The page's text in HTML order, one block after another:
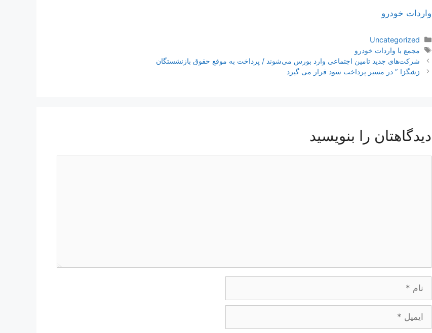
واردات خودرو
دسته‌ها
Uncategorized
برچسب‌ها
مجمع با واردات خودرو
ناوبری
نوشته‌ها
شرکت‌های جدید تامین اجتماعی وارد بورس می‌شوند / پرداخت به موقع حقوق بازنشستگان
زشگزا ” در مسیر پرداخت سود قرار می گیرد
دیدگاهتان را بنویسید